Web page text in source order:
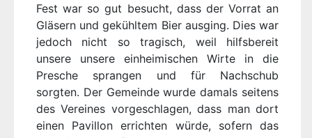
Fest war so gut besucht, dass der Vorrat an
Gläsern und gekühltem Bier ausging. Dies war
jedoch nicht so tragisch, weil hilfsbereit
unsere unsere einheimischen Wirte in die
Presche sprangen und für Nachschub
sorgten. Der Gemeinde wurde damals seitens
des Vereines vorgeschlagen, dass man dort
einen Pavillon errichten würde, sofern das